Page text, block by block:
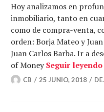
Hoy analizamos en
inmobiliario, tanto en
como de compra-venta,
orden: Borja Mateo y
Juan Carlos Barba. Ir a
of MoneySeguir leyendo
CB 25 JUNIO, 2018